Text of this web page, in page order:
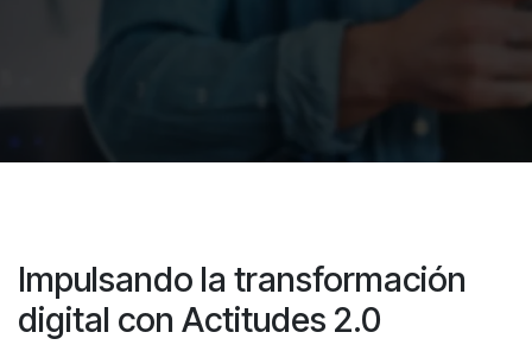
Impulsando la transformación
digital con Actitudes 2.0